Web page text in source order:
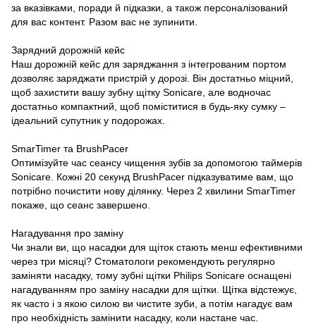
за вказівками, поради й підказки, а також персоналізований
для вас контент. Разом вас не зупинити.
Зарядний дорожній кейс
Наш дорожній кейс для заряджання з інтегрованим портом
дозволяє заряджати пристрій у дорозі. Він достатньо міцний,
щоб захистити вашу зубну щітку Sonicare, але водночас
достатньо компактний, щоб поміститися в будь-яку сумку –
ідеальний супутник у подорожах.
SmarTimer та BrushPacer
Оптимізуйте час сеансу чищення зубів за допомогою таймерів
Sonicare. Кожні 20 секунд BrushPacer підказуватиме вам, що
потрібно почистити нову ділянку. Через 2 хвилини SmarTimer
покаже, що сеанс завершено.
Нагадування про заміну
Чи знали ви, що насадки для щіток стають менш ефективними
через три місяці? Стоматологи рекомендують регулярно
заміняти насадку, тому зубні щітки Philips Sonicare оснащені
нагадуванням про заміну насадки для щітки. Щітка відстежує,
як часто і з якою силою ви чистите зуби, а потім нагадує вам
про необхідність замінити насадку, коли настане час.